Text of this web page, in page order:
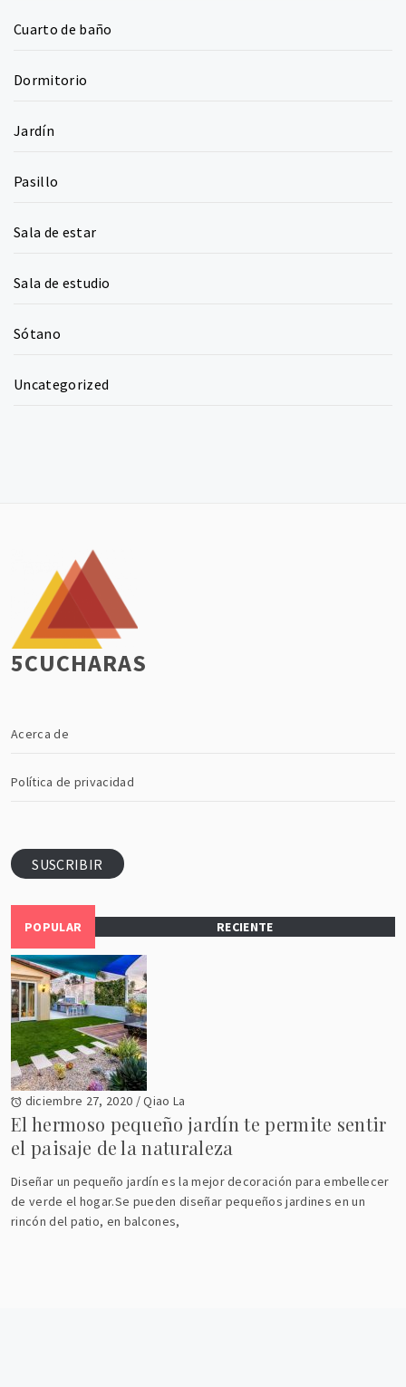
Cuarto de baño
Dormitorio
Jardín
Pasillo
Sala de estar
Sala de estudio
Sótano
Uncategorized
5CUCHARAS
Acerca de
Política de privacidad
SUSCRIBIR
POPULAR RECIENTE
diciembre 27, 2020 /Qiao La
El hermoso pequeño jardín te permite sentir
el paisaje de la naturaleza
Diseñar un pequeño jardín es la mejor decoración para embellecer
de verde el hogar.Se pueden diseñar pequeños jardines en un
rincón del patio, en balcones,